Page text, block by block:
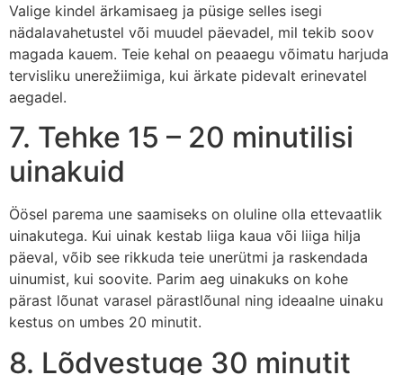
Valige kindel ärkamisaeg ja püsige selles isegi
nädalavahetustel või muudel päevadel, mil tekib soov
magada kauem. Teie kehal on peaaegu võimatu harjuda
tervisliku unerežiimiga, kui ärkate pidevalt erinevatel
aegadel.
7. Tehke 15 – 20 minutilisi
uinakuid
Öösel parema une saamiseks on oluline olla ettevaatlik
uinakutega. Kui uinak kestab liiga kaua või liiga hilja
päeval, võib see rikkuda teie unerütmi ja raskendada
uinumist, kui soovite. Parim aeg uinakuks on kohe
pärast lõunat varasel pärastlõunal ning ideaalne uinaku
kestus on umbes 20 minutit.
8. Lõdvestuge 30 minutit